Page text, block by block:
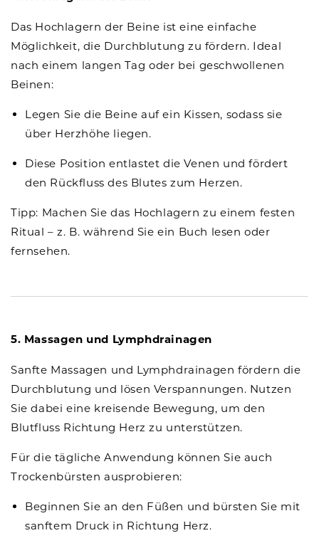
Das Hochlagern der Beine ist eine einfache
Möglichkeit, die Durchblutung zu fördern. Ideal
nach einem langen Tag oder bei geschwollenen
Beinen:
Legen Sie die Beine auf ein Kissen, sodass sie
über Herzhöhe liegen.
Diese Position entlastet die Venen und fördert
den Rückfluss des Blutes zum Herzen.
Tipp: Machen Sie das Hochlagern zu einem festen
Ritual – z. B. während Sie ein Buch lesen oder
fernsehen.
5. Massagen und Lymphdrainagen
Sanfte Massagen und Lymphdrainagen fördern die
Durchblutung und lösen Verspannungen. Nutzen
Sie dabei eine kreisende Bewegung, um den
Blutfluss Richtung Herz zu unterstützen.
Für die tägliche Anwendung können Sie auch
Trockenbürsten ausprobieren:
Beginnen Sie an den Füßen und bürsten Sie mit
sanftem Druck in Richtung Herz.